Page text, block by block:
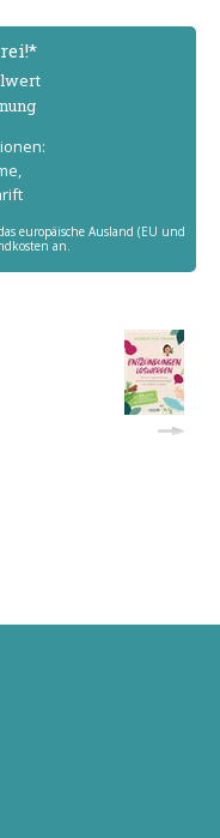
europäische Ausland (EU und
an.